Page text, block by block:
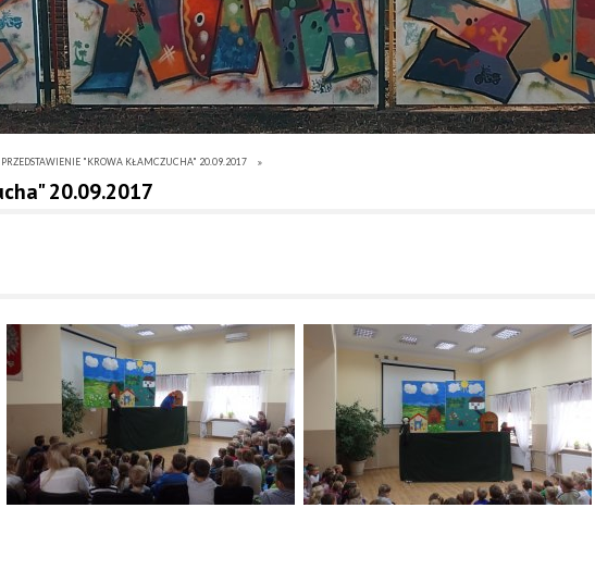
PRZEDSTAWIENIE "KROWA KŁAMCZUCHA" 20.09.2017
20.09.2017